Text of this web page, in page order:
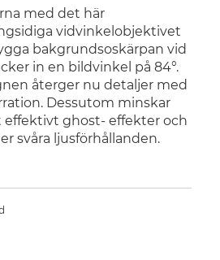
med det här
vidvinkelobjektivet
bakgrundsoskärpan vid
in en bildvinkel på 84°.
återger nu detaljer med
Dessutom minskar
effektivt ghost- effekter och
svåra ljusförhållanden.